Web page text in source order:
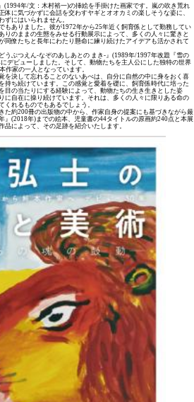
(1994年/文：木村裕一)の挿絵を手掛けた画家です。嵐の吹き荒れ
体に気づかずに会話を交わすヤギとオオカミの楽しそうな姿に、
ずにはいられません。
もありました。彼が1972年から25年近く飼育係として勤務してい
りのままの生態をみせる行動展示によって、多くの人々に驚きと
同僚たちと長年にわたり懸命に練り続けたアイデアも活かされて
うぶつえん-なぞのあしあとの まき-』(1989年/1997年改題『雪の
デビューしました。そして、動物たちを主人公にした独特の世界
作家の一人となっています。
を決して忘れることのないあべは、自分に自然の中に身をおく喜
持ち続けています。この感覚と愛着を礎に、飼育係時代に培った
目の当たりにする経験によって、動物たちの生き生きとした姿
に自在に操り続けています。それは、多くの人々に限りある命の
れるものでもあるでしょう。
た約200冊の出版物の中から、作家自身の提案にも基づきながら厳
』(2018年)までの絵本、児童書の44タイトルの原画約240点と本展
によって、その足跡を紹介いたします。